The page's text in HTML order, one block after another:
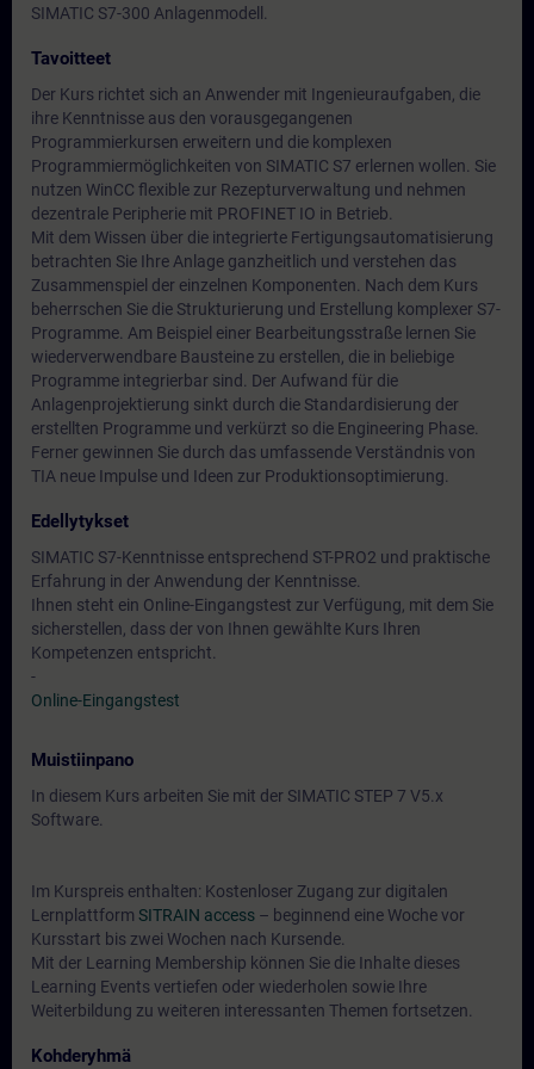
SIMATIC S7-300 Anlagenmodell.
Tavoitteet
Der Kurs richtet sich an Anwender mit Ingenieuraufgaben, die
ihre Kenntnisse aus den vorausgegangenen
Programmierkursen erweitern und die komplexen
Programmiermöglichkeiten von SIMATIC S7 erlernen wollen. Sie
nutzen WinCC flexible zur Rezepturverwaltung und nehmen
dezentrale Peripherie mit PROFINET IO in Betrieb.
Mit dem Wissen über die integrierte Fertigungsautomatisierung
betrachten Sie Ihre Anlage ganzheitlich und verstehen das
Zusammenspiel der einzelnen Komponenten. Nach dem Kurs
beherrschen Sie die Strukturierung und Erstellung komplexer S7-
Programme. Am Beispiel einer Bearbeitungsstraße lernen Sie
wiederverwendbare Bausteine zu erstellen, die in beliebige
Programme integrierbar sind. Der Aufwand für die
Anlagenprojektierung sinkt durch die Standardisierung der
erstellten Programme und verkürzt so die Engineering Phase.
Ferner gewinnen Sie durch das umfassende Verständnis von
TIA neue Impulse und Ideen zur Produktionsoptimierung.
Edellytykset
SIMATIC S7-Kenntnisse entsprechend ST-PRO2 und praktische
Erfahrung in der Anwendung der Kenntnisse.
Ihnen steht ein Online-Eingangstest zur Verfügung, mit dem Sie
sicherstellen, dass der von Ihnen gewählte Kurs Ihren
Kompetenzen entspricht.
-
Online-Eingangstest
Muistiinpano
In diesem Kurs arbeiten Sie mit der SIMATIC STEP 7 V5.x
Software.
Im Kurspreis enthalten: Kostenloser Zugang zur digitalen
Lernplattform SITRAIN access – beginnend eine Woche vor
Kursstart bis zwei Wochen nach Kursende.
Mit der Learning Membership können Sie die Inhalte dieses
Learning Events vertiefen oder wiederholen sowie Ihre
Weiterbildung zu weiteren interessanten Themen fortsetzen.
Kohderyhmä